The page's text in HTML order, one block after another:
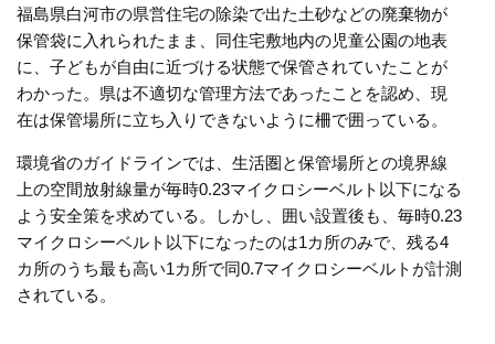
福島県白河市の県営住宅の除染で出た土砂などの廃棄物が
保管袋に入れられたまま、同住宅敷地内の児童公園の地表
に、子どもが自由に近づける状態で保管されていたことが
わかった。県は不適切な管理方法であったことを認め、現
在は保管場所に立ち入りできないように柵で囲っている。
環境省のガイドラインでは、生活圏と保管場所との境界線
上の空間放射線量が毎時0.23マイクロシーベルト以下になる
よう安全策を求めている。しかし、囲い設置後も、毎時0.23
マイクロシーベルト以下になったのは1カ所のみで、残る4
カ所のうち最も高い1カ所で同0.7マイクロシーベルトが計測
されている。